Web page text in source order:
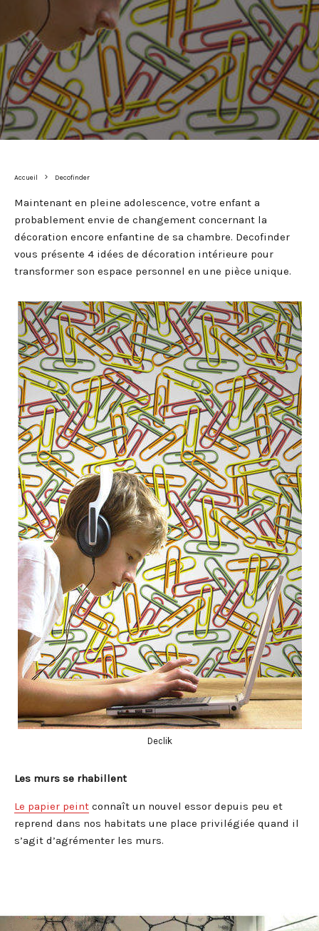
Accueil Decofinder
Maintenant en pleine adolescence, votre enfant a
probablement envie de changement concernant la
décoration encore enfantine de sa chambre. Decofinder
vous présente 4 idées de décoration intérieure pour
transformer son espace personnel en une pièce unique.
Declik
Les murs se rhabillent
Le papier peint connaît un nouvel essor depuis peu et
reprend dans nos habitats une place privilégiée quand il
s’agit d’agrémenter les murs.